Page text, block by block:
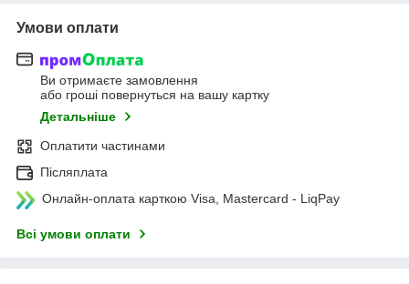
Умови оплати
Ви отримаєте замовлення
або гроші повернуться на вашу картку
Детальніше
Оплатити частинами
Післяплата
Онлайн-оплата карткою Visa, Mastercard - LiqPay
Всі умови оплати